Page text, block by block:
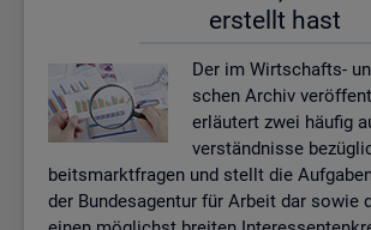
er­stellt hast
Der im Wirt­schafts-
schen Ar­chiv
er­läu­tert zwei häu­fig
ver­ständ­nis­se
beits­markt­fra­gen und stellt die
der Bun­des­agen­tur für Ar­beit dar sowie